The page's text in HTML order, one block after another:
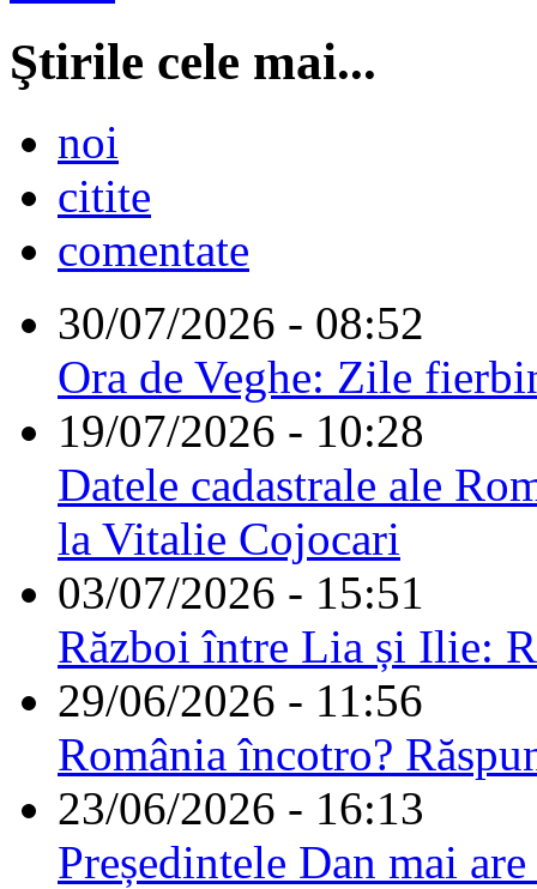
Ştirile cele mai...
noi
citite
comentate
30/07/2026 - 08:52
Ora de Veghe: Zile
19/07/2026 - 10:28
Datele cadastrale ale
la Vitalie Cojocari
03/07/2026 - 15:51
Război între Lia și Ilie:
29/06/2026 - 11:56
România încotro?
23/06/2026 - 16:13
Președintele Dan mai